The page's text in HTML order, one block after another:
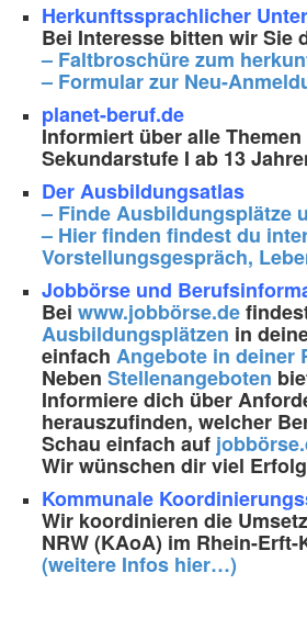
Herkunftssprachlicher
Bei Interesse bitten wir Sie
– Faltbroschüre zum
– Formular zur Neu-
planet-beruf.de
Informiert über alle
Sekundarstufe I ab 13
Der Ausbildungsatlas
– Finde Ausbildungsplätze
– Hier finden findest du
Vorstellungsgespräch,
Jobbörse und
Bei www.jobbörse.de
Ausbildungsplätzen in
einfach Angebote in deiner
Neben Stellenangeboten
Informiere dich über
herauszufinden, welcher
Schau einfach auf
Wir wünschen dir viel
Kommunale
Wir koordinieren die
NRW (KAoA) im Rhein-Erft-
(weitere Infos hier…)